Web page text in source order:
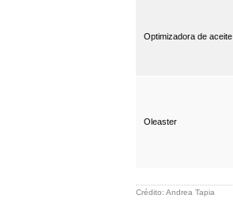
Optimizadora de aceite
Oleaster
Crédito: Andrea Tapia